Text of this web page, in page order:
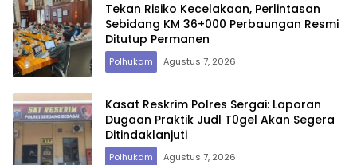
Tekan Risiko Kecelakaan, Perlintasan
Sebidang KM 36+000 Perbaungan Resmi
Ditutup Permanen
Polhukam Agustus 7, 2026
Kasat Reskrim Polres Sergai: Laporan
Dugaan Praktik Judl T0gel Akan Segera
Ditindaklanjuti
Polhukam Agustus 7, 2026